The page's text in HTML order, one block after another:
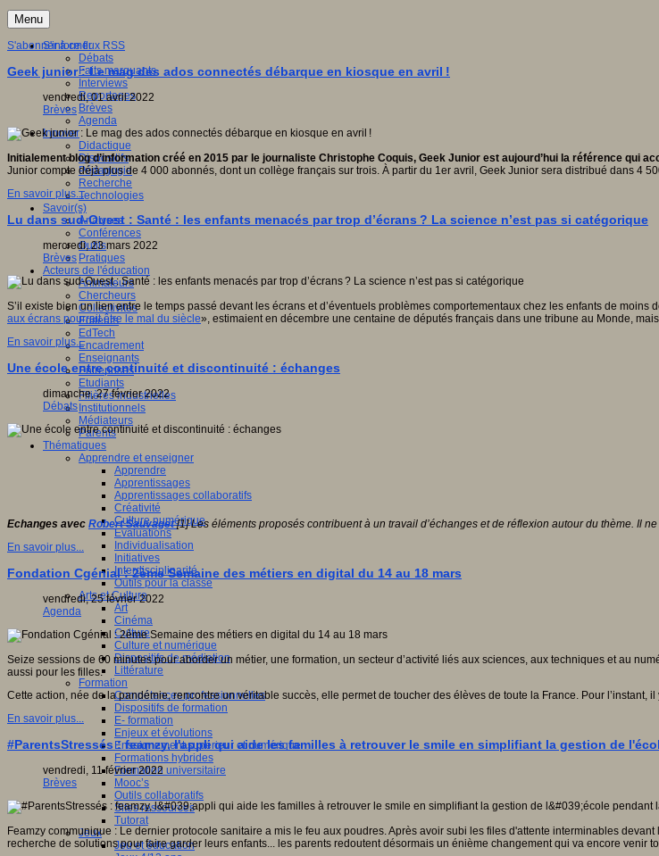
Menu
S'informer
Débats
Faits marquants
Interviews
Reportages
Brèves
Agenda
Innover
Didactique
Dispositifs
Pédagogie
Recherche
Technologies
Savoir(s)
Analyses
Conférences
Outils
Pratiques
Acteurs de l'éducation
Animateurs
Chercheurs
Collectivités
Editeurs
EdTech
Encadrement
Enseignants
Entreprises
Etudiants
Filières industrielles
Institutionnels
Médiateurs
Parents
Thématiques
Apprendre et enseigner
Apprendre
Apprentissages
Apprentissages collaboratifs
Créativité
Culture numérique
Evaluations
Individualisation
Initiatives
Interdisciplinarité
Outils pour la classe
Arts et Culture
Art
Cinéma
Culture
Culture et numérique
Dispositifs de médiation
Littérature
Formation
Compétences professionnelles
Dispositifs de formation
E- formation
Enjeux et évolutions
Enseignement supérieur et numérique
Formations hybrides
Formation universitaire
Mooc’s
Outils collaboratifs
Sites ressources
Tutorat
Jeux
Jeu et éducation
S'abonner à ce flux RSS
Geek junior : Le mag des ados connectés débarque en kiosque en avril !
vendredi, 01 avril 2022
Brèves
Initialement blog d’information créé en 2015 par le journaliste Christophe Coquis, Geek Junior est aujourd’hui la référence qui
Junior compte déjà plus de 4 000 abonnés, dont un collège français sur trois. À partir du 1er avril, Geek Junior sera distribué dans 4
En savoir plus...
Lu dans sud-Ouest : Santé : les enfants menacés par trop d’écrans ? La science n’est pas si catégorique
mercredi, 23 mars 2022
Brèves
S’il existe bien un lien entre le temps passé devant les écrans et d’éventuels problèmes comportementaux chez les enfants de
aux écrans pourrait être le mal du siècle», estimaient en décembre une centaine de députés français dans une tribune au Monde,
En savoir plus...
Une école entre continuité et discontinuité : échanges
dimanche, 27 février 2022
Débats
Echanges avec Robert Sauvaget[1] Les éléments proposés contribuent à un travail d’échanges et de réflexion autour du thème. Il
En savoir plus...
Fondation Cgénial : 2ème Semaine des métiers en digital du 14 au 18 mars
vendredi, 25 février 2022
Agenda
Seize sessions de 60 minutes pour aborder un métier, une formation, un secteur d’activité liés aux sciences, aux techniques et au
aussi pour les filles.
Cette action, née de la pandémie, rencontre un véritable succès, elle permet de toucher des élèves de toute la France. Pour
En savoir plus...
#ParentsStressés : feamzy, l'appli qui aide les familles à retrouver le smile en simplifiant la gestion de
vendredi, 11 février 2022
Brèves
Feamzy communique : Le dernier protocole sanitaire a mis le feu aux poudres. Après avoir subi les files d'attente interminables
recherche de solutions pour faire garder leurs enfants... les parents redoutent désormais un énième changement qui va encore venir